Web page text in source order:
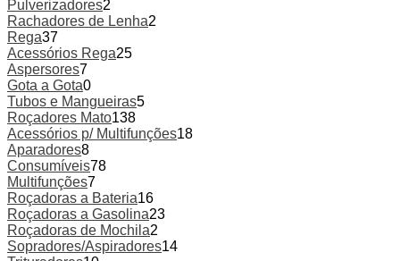
Pulverizadores2
Rachadores de Lenha2
Rega37
Acessórios Rega25
Aspersores7
Gota a Gota0
Tubos e Mangueiras5
Roçadores Mato138
Acessórios p/ Multifunções18
Aparadores8
Consumíveis78
Multifunções7
Roçadoras a Bateria16
Roçadoras a Gasolina23
Roçadoras de Mochila2
Sopradores/Aspiradores14